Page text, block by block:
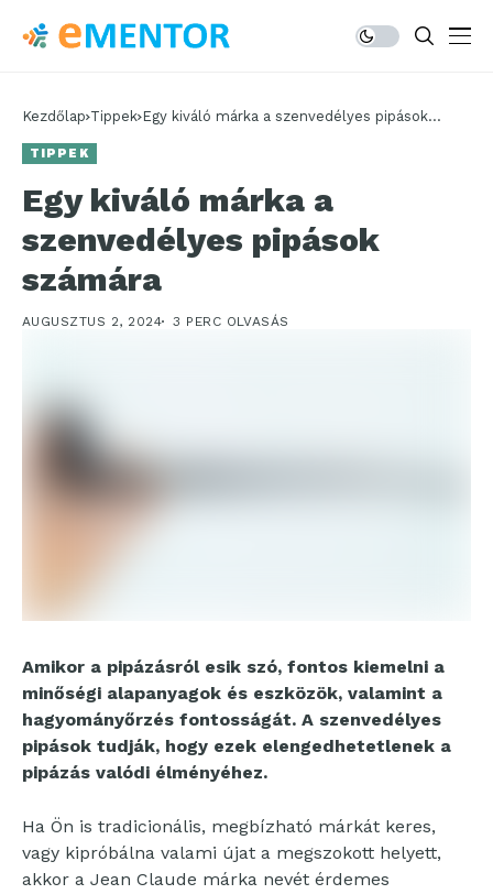
Kezdőlap Tippek Egy kiváló márka a szenvedélyes pipások
TIPPEK
Egy kiváló márka a
szenvedélyes pipások
számára
AUGUSZTUS 2, 2024 3 PERC OLVASÁS
Amikor a pipázásról esik szó, fontos kiemelni a
minőségi alapanyagok és eszközök, valamint a
hagyományőrzés fontosságát. A szenvedélyes
pipások tudják, hogy ezek elengedhetetlenek a
pipázás valódi élményéhez.
Ha Ön is tradicionális, megbízható márkát keres,
vagy kipróbálna valami újat a megszokott helyett,
akkor a Jean Claude márka nevét érdemes